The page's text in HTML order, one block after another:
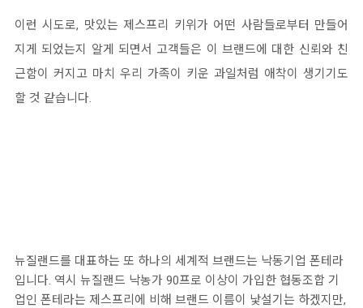
이런 시도로, 맛있는 제스프리 키위가 어떤 사람들로부터 만들어
지게 되었는지 알게 되면서 고객들은 이 브랜드에 대한 신뢰와 친
근함이 커지고 마치 우리 가족이 키운 과일처럼 애착이 생기기도
할 것 같습니다.
뉴질랜드를 대표하는 또 하나의 세계적 브랜드는 낙동기업 폰테라
입니다. 역시 뉴질랜드 낙농가 90프로 이상이 가입한 협동조합 기
업인 폰테라는 제스프리에 비해 브랜드 이름이 낯설기는 하겠지 만,